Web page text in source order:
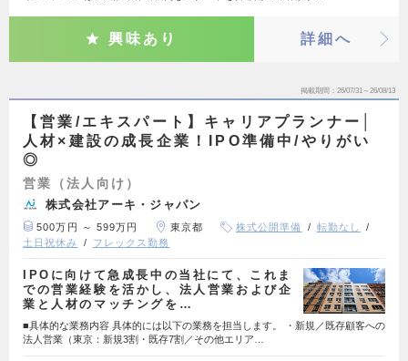
興味あり 詳細へ
掲載期間 26/07/31～26/08/13
【営業/エキスパート】キャリアプランナー│
人材×建設の成長企業！IPO準備中/やりがい
◎
営業（法人向け）
株式会社アーキ・ジャパン
500万円 ～ 599万円 東京都 株式公開準備
転勤なし
土日祝休み
フレックス勤務
IPOに向けて急成長中の当社にて、これま
での営業経験を活かし、法人営業および企
業と人材のマッチングを…
■具体的な業務内容 具体的には以下の業務を担当します。 ・新規／既存顧客への
法人営業（東京：新規3割・既存7割／その他エリア…